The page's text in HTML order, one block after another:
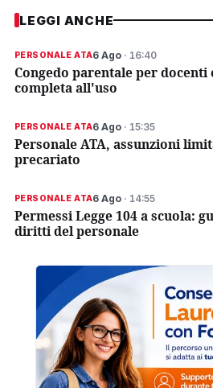
LEGGI ANCHE
PERSONALE ATA6 Ago · 16:40
Congedo parentale per docenti
completa all'uso
PERSONALE ATA6 Ago · 15:35
Personale ATA, assunzioni
precariato
PERSONALE ATA6 Ago · 14:55
Permessi Legge 104 a scuola:
diritti del personale